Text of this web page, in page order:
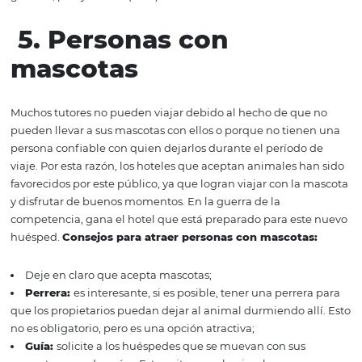
4.Mochileros
hotel debe tener una estructura que permita la
entre los visitantes. Además, los mochileros tienden a
económicos, no siempre por necesidad, sino por
porque prefieren invertir en experiencia, aprender
cultura local y visitar diferentes lugares en el mismo
esta razón, eligen alojamiento más barato.Consejos
Tener precios atractivos;
Ponga a disposición artículos adicionales, como
higiene;
Ofrezca un kit de bienvenida con alimentos